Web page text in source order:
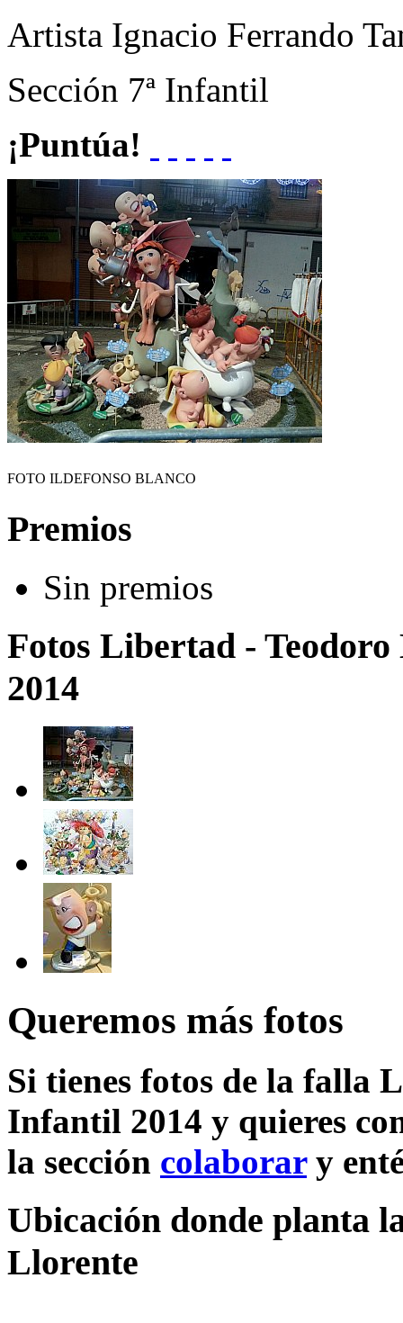
Artista Ignacio Ferrando
Sección 7ª Infantil
¡Puntúa!
FOTO ILDEFONSO BLANCO
Premios
Sin premios
Fotos Libertad -
2014
Queremos más fotos
Si tienes fotos de la falla
Infantil 2014 y quieres
la sección colaborary
Ubicación donde planta
Llorente